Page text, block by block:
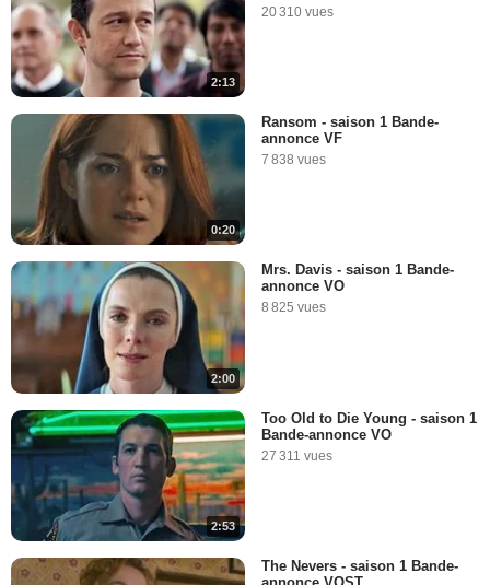
2:13
20 310 vues
0:20
Ransom - saison 1 Bande-
annonce VF
7 838 vues
2:00
Mrs. Davis - saison 1 Bande-
annonce VO
8 825 vues
2:53
Too Old to Die Young - saison 1
Bande-annonce VO
27 311 vues
The Nevers - saison 1 Bande-